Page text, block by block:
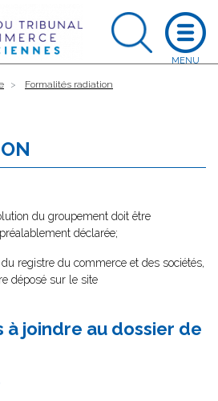
Formalités radiation
du groupement doit être
déclarée;
registre du commerce et des sociétés,
déposé sur le site
à joindre au dossier de